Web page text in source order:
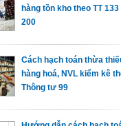
hàng tồn kho theo TT 133
200
Cách hạch toán thừa
hàng hoá, NVL kiểm kê
Thông tư 99